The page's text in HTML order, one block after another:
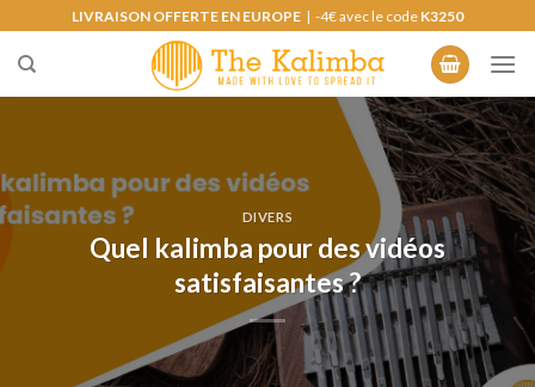
content
LIVRAISON OFFERTE EN EUROPE | -4€ avec le code K3250
DIVERS
Quel kalimba pour des vidéos
satisfaisantes ?